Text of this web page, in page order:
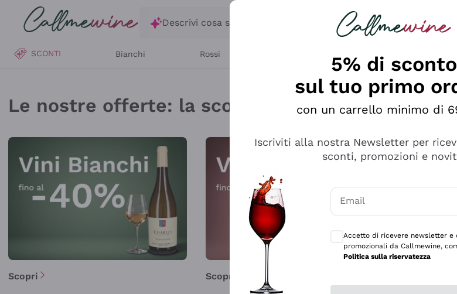
Salta al contenuto principale
Descrivi cosa stai cercando
SCONTI Bianchi Rossi
Callmewine: Vendita Vino Online,
Le nostre offerte: la scorta perfetta inizia da
Scopri Scopri
5% di sconto
sul tuo primo
con un carrello minimo di
Iscriviti alla nostra Newsletter per
sconti, promozioni e
Email
Consensi opzionali per
Accetto di ricevere newsletter e
promozionali da Callmewine,
Politica sulla riservatezza